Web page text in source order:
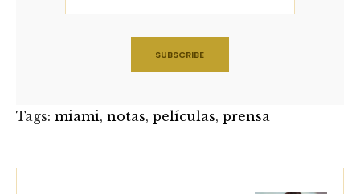
Tags: miami, notas, películas, prensa